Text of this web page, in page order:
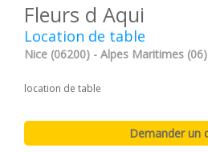
Fleurs d Aqui
Location de table
Nice (06200) - Alpes Maritimes (06)
location de table